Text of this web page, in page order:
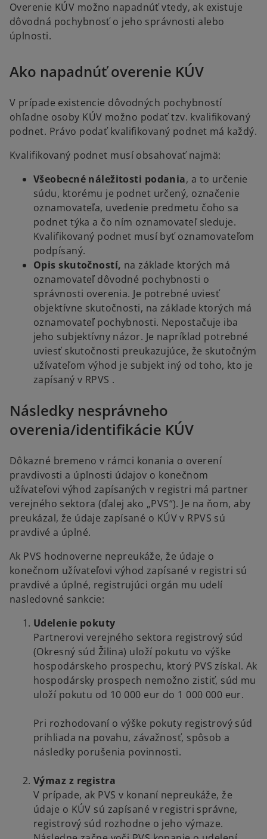
Overenie KÚV možno napadnúť vtedy, ak existuje
dôvodná pochybnosť o jeho správnosti alebo
úplnosti.
Ako napadnúť overenie KÚV
V prípade existencie dôvodných pochybností
ohľadne osoby KÚV možno podať tzv. kvalifikovaný
podnet. Právo podať kvalifikovaný podnet má každý.
Kvalifikovaný podnet musí obsahovať najmä:
Všeobecné náležitosti podania, a to určenie
súdu, ktorému je podnet určený, označenie
oznamovateľa, uvedenie predmetu čoho sa
podnet týka a čo ním oznamovateľ sleduje.
Kvalifikovaný podnet musí byť oznamovateľom
podpísaný.
Opis skutočností, na základe ktorých má
oznamovateľ dôvodné pochybnosti o
správnosti overenia. Je potrebné uviesť
objektívne skutočnosti, na základe ktorých má
oznamovateľ pochybnosti. Nepostačuje iba
jeho subjektívny názor. Je napríklad potrebné
uviesť skutočnosti preukazujúce, že skutočným
užívateľom výhod je subjekt iný od toho, kto je
zapísaný v RPVS .
Následky nesprávneho
overenia/identifikácie KÚV
Dôkazné bremeno v rámci konania o overení
pravdivosti a úplnosti údajov o konečnom
užívateľovi výhod zapísaných v registri má partner
verejného sektora (ďalej ako „PVS“). Je na ňom, aby
preukázal, že údaje zapísané o KÚV v RPVS sú
pravdivé a úplné.
Ak PVS hodnoverne nepreukáže, že údaje o
konečnom užívateľovi výhod zapísané v registri sú
pravdivé a úplné, registrujúci orgán mu udelí
nasledovné sankcie:
Udelenie pokuty
Partnerovi verejného sektora registrový súd
(Okresný súd Žilina) uloží pokutu vo výške
hospodárskeho prospechu, ktorý PVS získal. Ak
hospodársky prospech nemožno zistiť, súd mu
uloží pokutu od 10 000 eur do 1 000 000 eur.
Pri rozhodovaní o výške pokuty registrový súd
prihliada na povahu, závažnosť, spôsob a
následky porušenia povinnosti.
Výmaz z registra
V prípade, ak PVS v konaní nepreukáže, že
údaje o KÚV sú zapísané v registri správne,
registrový súd rozhodne o jeho výmaze.